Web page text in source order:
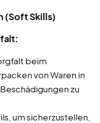
(Soft Skills)
beim
von Waren in
zu
um sicherzustellen,